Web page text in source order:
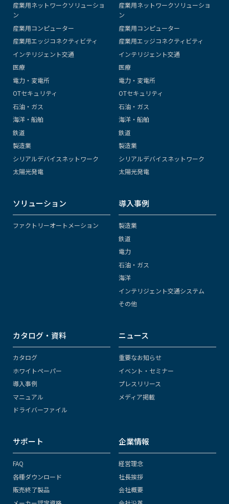
産業用ネットワークソリューショ
ン
産業用コンピューター
産業用エッジコネクティビティ
インテリジェント交通
医療
電力・変電所
OTセキュリティ
石油・ガス
海洋・船舶
鉄道
製造業
シリアルデバイスネットワーク
太陽光発電
産業用ネットワークソリューショ
ン
産業用コンピューター
産業用エッジコネクティビティ
インテリジェント交通
医療
電力・変電所
OTセキュリティ
石油・ガス
海洋・船舶
鉄道
製造業
シリアルデバイスネットワーク
太陽光発電
ソリューション
ファクトリーオートメーション
導入事例
製造業
鉄道
電力
石油・ガス
海洋
インテリジェント交通システム
その他
カタログ・資料
カタログ
ホワイトペーパー
導入事例
マニュアル
ドライバーファイル
ニュース
重要なお知らせ
イベント・セミナー
プレスリリース
メディア掲載
サポート
FAQ
各種ダウンロード
販売終了製品
企業情報
経営理念
社長挨拶
会社概要